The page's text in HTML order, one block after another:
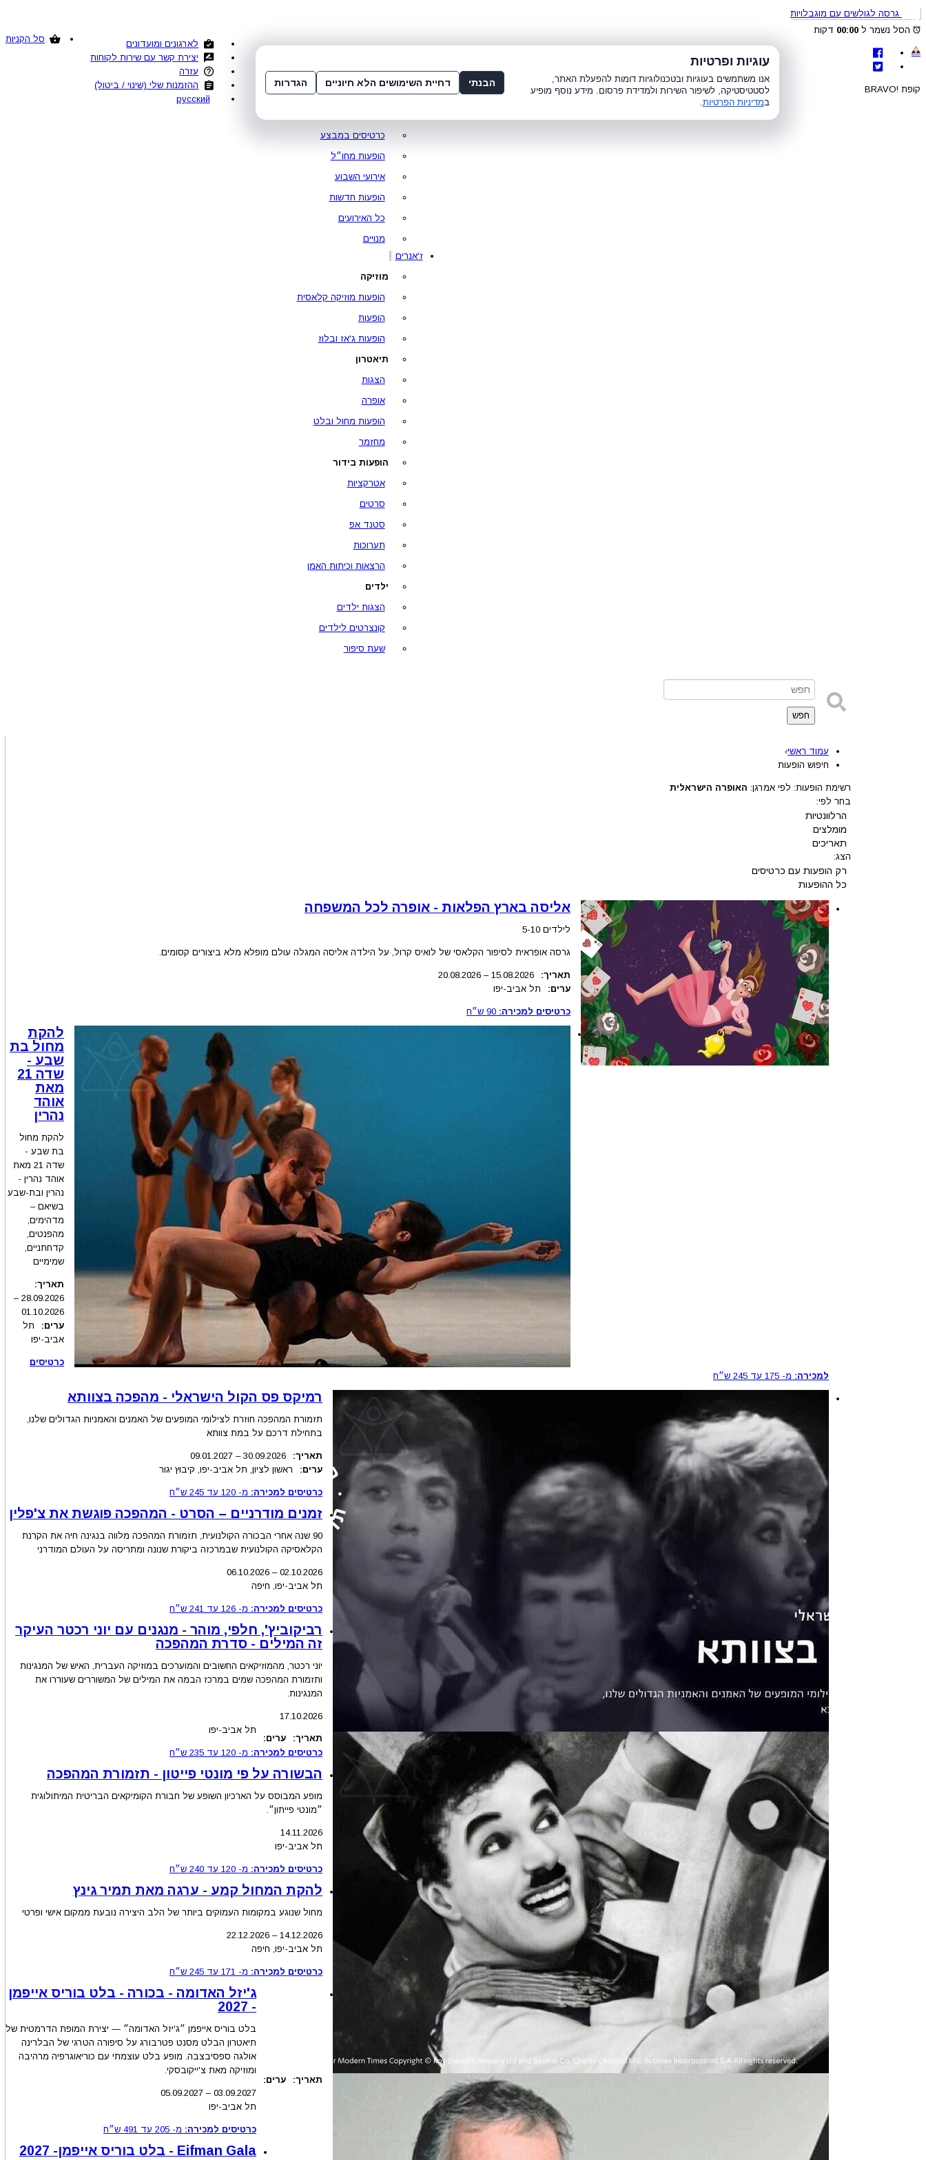
גרסה לגולשים עם מוגבלויות
סל הקניות
הסל נשמר ל 00:00 דקות
קופת !BRAVO
עמוד ראשי
סופר פרייס
כרטיסים במבצע
הופעות מחו״ל
אירועי השבוע
הופעות חדשות
כל האירועים
מנויים
ז'אנרים
מוזיקה
הופעות מוזיקה קלאסית
הופעות
הופעות ג'אז ובלוז
תיאטרון
הצגות
אופרה
הופעות מחול ובלט
מחזמר
הופעות בידור
אטרקציות
סרטים
סטנד אפ
תערוכות
הרצאות וכיתות האמן
ילדים
הצגות ילדים
קונצרטים לילדים
שעת סיפור
לארגונים ומועדונים
יצירת קשר עם שירות לקוחות
עזרה
ההזמנות שלי (שינוי / ביטול)
русский
חפש
עמוד ראשי›
חיפוש הופעות
רשימת הופעות: לפי אמרגן: האופרה הישראלית
בחר לפי:
הרלוונטיות
מומלצים
תאריכים
הצג:
רק הופעות עם כרטיסים
כל ההופעות
אליסה בארץ הפלאות - אופרה לכל המשפחה
לילדים 5-10
גרסה אופראית לסיפור הקלאסי של לואיס קרול, על הילדה אליסה המגלה עולם מופלא מלא ביצורים קסומים.
תאריך: 15.08.2026
–
20.08.2026
ערים:
תל אביב-יפו
כרטיסים למכירה: 90 ש״ח
להקת
מחול בת
שבע -
שדה 21
מאת
אוהד
נהרין
להקת מחול
בת שבע -
שדה 21 מאת
אוהד נהרין -
נהרין ובת-שבע
בשיאם –
מדהימים,
מהפנטים,
קדחתניים,
שמימיים
תאריך:
28.09.2026
–
01.10.2026
ערים:
תל
אביב-יפו
כרטיסים
למכירה: מ- 175 עד 245 ש״ח
רמיקס פס הקול הישראלי - מהפכה בצוותא
תזמורת המהפכה חוזרת לצילומי המופעים של האמנים והאמניות הגדולים שלנו,
בתחילת דרכם על במת צוותא
תאריך: 30.09.2026
–
09.01.2027
ערים:
ראשון לציון, תל אביב-יפו, קיבוץ יגור
כרטיסים למכירה: מ- 120 עד 245 ש״ח
זמנים מודרניים – הסרט - המהפכה פוגשת את צ'פלין
90 שנה אחרי הבכורה הקולנועית, תזמורת המהפכה מלווה בנגינה חיה את הקרנת
הקלאסיקה הקולנועית שבמרכזה ביקורת שנונה ומתריסה על העולם המודרני
תאריך:
02.10.2026
–
06.10.2026
ערים:
תל אביב-יפו, חיפה
כרטיסים למכירה: מ- 126 עד 241 ש״ח
רביקוביץ', חלפי, מוהר - מנגנים עם יוני רכטר העיקר
זה המילים - סדרת המהפכה
יוני רכטר, מהמוזיקאים החשובים והמוערכים במוזיקה העברית, האיש של המנגינות
ותזמורת המהפכה שמים במרכז הבמה את המילים של המשוררים שעוררו את
המנגינות.
תאריך:
17.10.2026
ערים:
תל אביב-יפו
כרטיסים למכירה: מ- 120 עד 235 ש״ח
הבשורה על פי מונטי פייטון - תזמורת המהפכה
מופע המבוסס על הארכיון השופע של חבורת הקומיקאים הבריטית המיתולוגית
״מונטי פייתון״.
14.11.2026
תל אביב-יפו
כרטיסים למכירה: מ- 120 עד 240 ש״ח
להקת המחול קמע - ערגה מאת תמיר גינץ
מחול שנוגע במקומות העמוקים ביותר של הלב היצירה נובעת ממקום אישי ופרטי
14.12.2026
–
22.12.2026
תל אביב-יפו, חיפה
כרטיסים למכירה: מ- 171 עד 245 ש״ח
ג'יזל האדומה - בכורה - בלט בוריס אייפמן
- 2027
בלט בוריס אייפמן ״ג'יזל האדומה״ — יצירת המופת הדרמטית של
תיאטרון הבלט מסנט פטרבורג על סיפורה הטרגי של הבלרינה
אולגה ספסיבצבה. מופע בלט עוצמתי עם כוריאוגרפיה מרהיבה
ומוזיקה מאת צ'ייקובסקי.
03.09.2027
–
05.09.2027
תל אביב-יפו
כרטיסים למכירה: מ- 205 עד 491 ש״ח
Eifman Gala - בלט בוריס אייפמן- 2027
עוגיות ופרטיות
אנו משתמשים בעוגיות ובטכנולוגיות דומות להפעלת האתר,
לסטטיסטיקה, לשיפור השירות ולמדידת פרסום. מידע נוסף מופיע
במדיניות הפרטיות.
הבנתי דחיית השימושים הלא חיוניים הגדרות